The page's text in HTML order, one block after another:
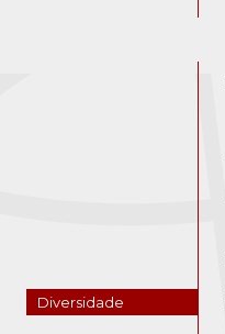
Diversidade